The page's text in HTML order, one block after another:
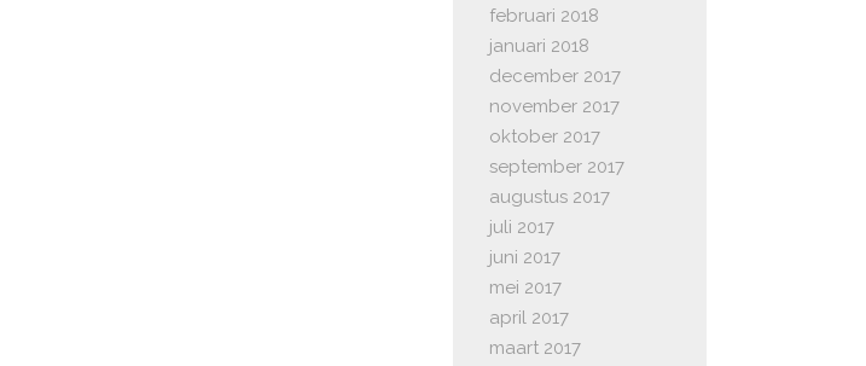
februari 2018
januari 2018
december 2017
november 2017
oktober 2017
september 2017
augustus 2017
juli 2017
juni 2017
mei 2017
april 2017
maart 2017